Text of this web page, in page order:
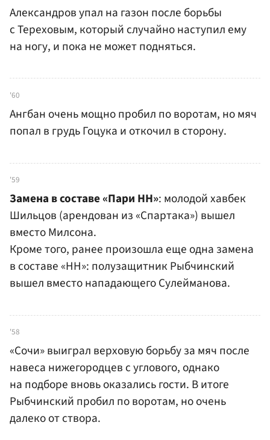
Александров упал на газон после борьбы
с Тереховым, который случайно наступил ему
на ногу, и пока не может подняться.
'60
Ангбан очень мощно пробил по воротам, но мяч
попал в грудь Гоцука и откочил в сторону.
'59
Замена в составе «Пари НН»: молодой хавбек
Шильцов (арендован из «Спартака») вышел
вместо Милсона.
Кроме того, ранее произошла еще одна замена
в составе «НН»: полузащитник Рыбчинский
вышел вместо нападающего Сулейманова.
'58
«Сочи» выиграл верховую борьбу за мяч после
навеса нижегородцев с углового, однако
на подборе вновь оказались гости. В итоге
Рыбчинский пробил по воротам, но очень
далеко от створа.